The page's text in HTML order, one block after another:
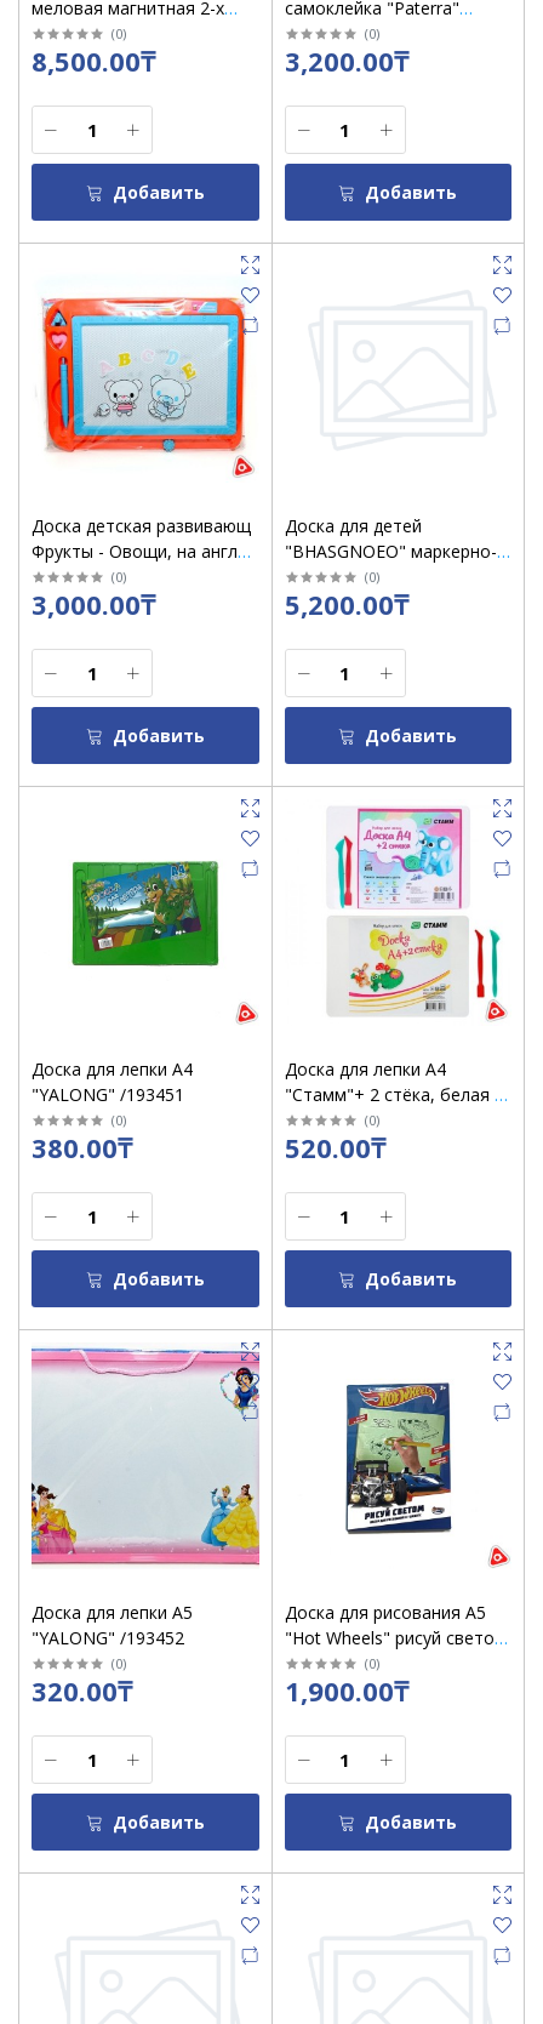
меловая магнитная 2-х
сторон средняя 39 х 101
см с подставкой/6675
(0)
8,500.00₸
Добавить
самоклейка "Paterra"
45х200см /407-031
(0)
3,200.00₸
Добавить
Доска детская развивающ
Фрукты - Овощи, на англ
языке / 8182
(0)
3,000.00₸
Добавить
Доска для детей
"BHASGNOEO" маркерно-
магнитная, 58 см меловая
2-х сторон.
(0)
5,200.00₸
Добавить
Доска для лепки А4
"YALONG" /193451
(0)
380.00₸
Добавить
Доска для лепки А4
"Стамм"+ 2 стёка, белая /
НЛ25
(0)
520.00₸
Добавить
Доска для лепки А5
"YALONG" /193452
(0)
320.00₸
Добавить
Доска для рисования А5
"Hot Wheels" рисуй светом
в темноте /1912
(0)
1,900.00₸
Добавить